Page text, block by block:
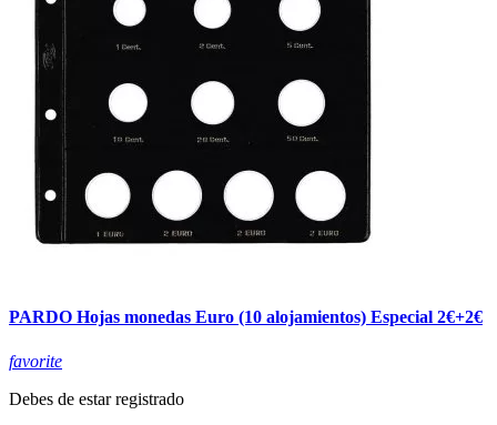
PARDO Hojas monedas Euro (10 alojamientos) Especial 2€+2€
favorite
Debes de estar registrado